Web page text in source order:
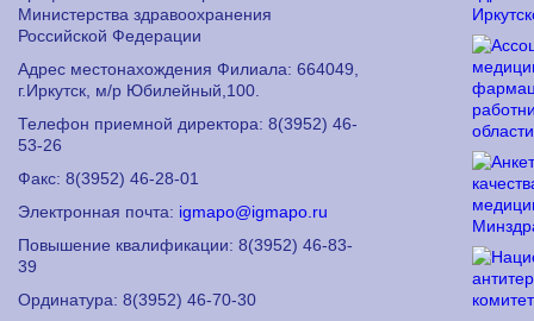
Министерства здравоохранения
Российской Федерации
Адрес местонахождения Филиала: 664049,
г.Иркутск, м/р Юбилейный,100.
Телефон приемной директора: 8(3952) 46-
53-26
Факс: 8(3952) 46-28-01
Электронная почта: igmapo@igmapo.ru
Повышение квалификации: 8(3952) 46-83-
39
Ординатура: 8(3952) 46-70-30